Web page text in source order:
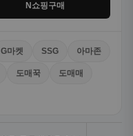
N쇼핑구매
G마켓 SSG 아마존
도매꾹 도매매